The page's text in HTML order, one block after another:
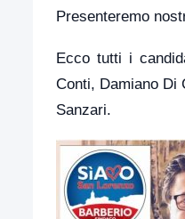
Presenteremo
Ecco tutti i
Conti, Damiano Di
Sanzari.